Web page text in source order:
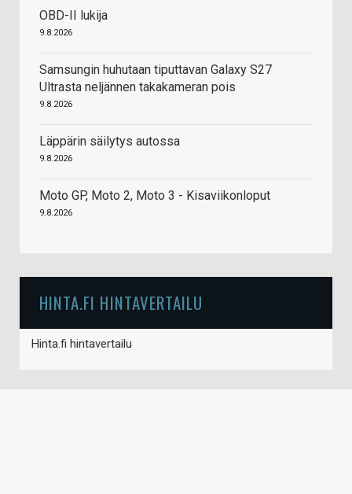
OBD-II lukija
9.8.2026
Samsungin huhutaan tiputtavan Galaxy S27
Ultrasta neljännen takakameran pois
9.8.2026
Läppärin säilytys autossa
9.8.2026
Moto GP, Moto 2, Moto 3 - Kisaviikonloput
9.8.2026
HINTA.FI HINTAVERTAILU
Hinta.fi hintavertailu